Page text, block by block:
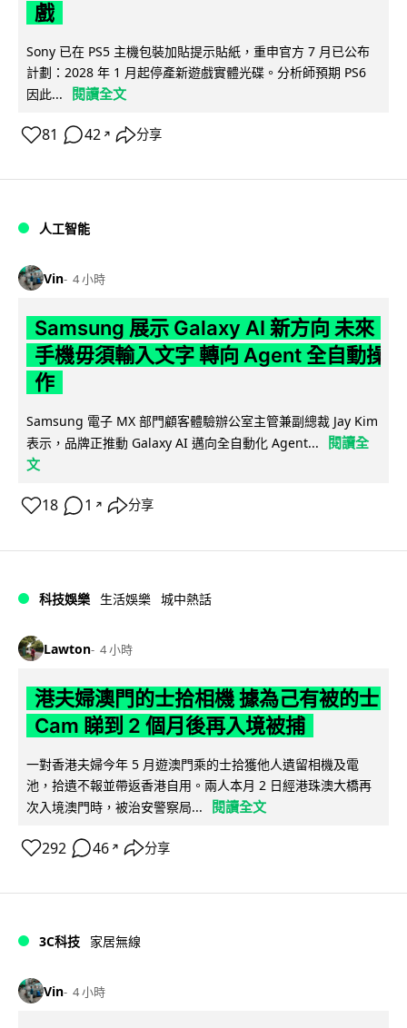
戲
Sony 已在 PS5 主機包裝加貼提示貼紙，重申官方 7 月已公布
計劃：2028 年 1 月起停產新遊戲實體光碟。分析師預期 PS6
因此...
閱讀全文
81 42 ↗ 分享
人工智能
Vin 4 小時
Samsung 展示 Galaxy AI 新方向 未來
手機毋須輸入文字 轉向 Agent 全自動操
作
Samsung 電子 MX 部門顧客體驗辦公室主管兼副總裁 Jay Kim
表示，品牌正推動 Galaxy AI 邁向全自動化 Agent...
閱讀全
文
18 1 ↗ 分享
科技娛樂 生活娛樂 城中熱話
Lawton 4 小時
港夫婦澳門的士拾相機 據為己有被的士
Cam 睇到 2 個月後再入境被捕
一對香港夫婦今年 5 月遊澳門乘的士拾獲他人遺留相機及電
池，拾遺不報並帶返香港自用。兩人本月 2 日經港珠澳大橋再
次入境澳門時，被治安警察局...
閱讀全文
292 46 ↗ 分享
3C科技 家居無線
Vin 4 小時